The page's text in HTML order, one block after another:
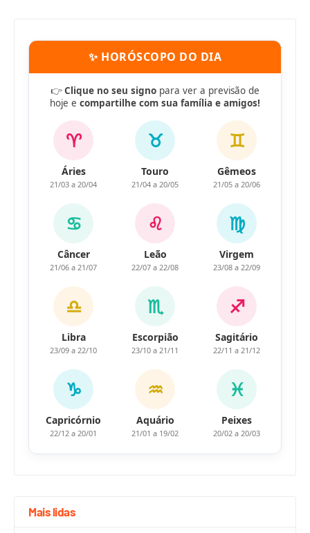
✨ HORÓSCOPO DO DIA
👉Clique no seu signo para ver a previsão de
hoje e compartilhe com sua família e amigos!
♈
Áries
21/03 a 20/04
♉
Touro
21/04 a 20/05
♊
Gêmeos
21/05 a 20/06
♋
Câncer
21/06 a 21/07
♌
Leão
22/07 a 22/08
♍
Virgem
23/08 a 22/09
♎
Libra
23/09 a 22/10
♏
Escorpião
23/10 a 21/11
♐
Sagitário
22/11 a 21/12
♑
Capricórnio
22/12 a 20/01
♒
Aquário
21/01 a 19/02
♓
Peixes
20/02 a 20/03
Mais lidas